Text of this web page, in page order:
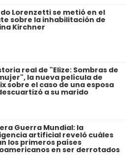
Lorenzetti se metió en el
sobre la inhabilitación de
Kirchner
real de "Elize: Sombras de
la nueva película de
sobre el caso de una esposa
a su marido
Guerra Mundial: la
artificial reveló cuáles
los primeros países
en ser derrotados